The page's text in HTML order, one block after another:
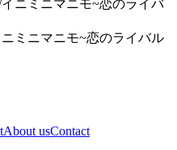
ミニマニモ~恋のライバル
About usContact